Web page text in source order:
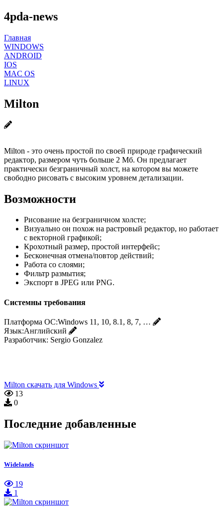
4pda-news
Главная
WINDOWS
ANDROID
IOS
MAC OS
LINUX
Milton
Milton - это очень простой по своей природе графический
редактор, размером чуть больше 2 Мб. Он предлагает
практически безграничный холст, на котором вы можете
свободно рисовать с высоким уровнем детализации.
Возможности
Рисование на безграничном холсте;
Визуально он похож на растровый редактор, но работает
с векторной графикой;
Крохотный размер, простой интерфейс;
Бесконечная отмена/повтор действий;
Работа со слоями;
Фильтр размытия;
Экспорт в JPEG или PNG.
Системны требования
Платформа ОС:Windows 11, 10, 8.1, 8, 7, …
Язык:Английский
Разработчик: Sergio Gonzalez
Milton скачать для Windows
13
0
Последние добавленные
Widelands
19
1